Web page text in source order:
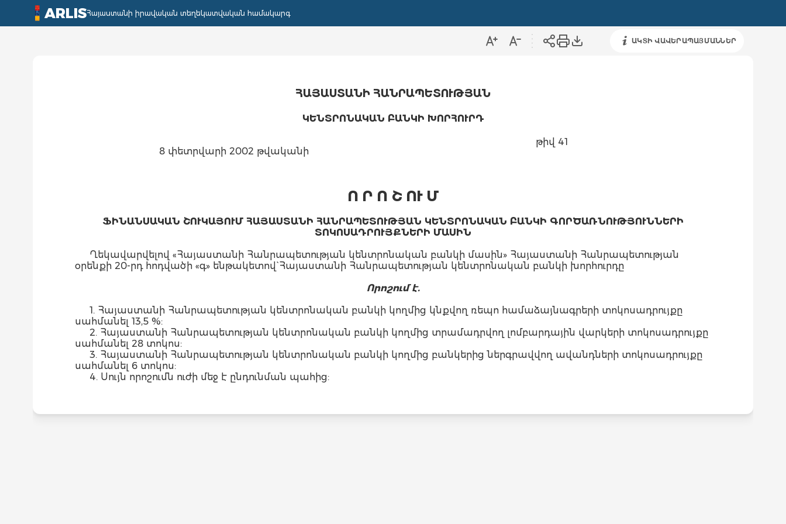
ARLISՀայաստանի իրավական տեղեկատվական համակարգ
ԱԿՏԻ ՎԱՎԵՐԱՊԱՅՄԱՆՆԵՐ
ՀԱՅԱՍՏԱՆԻ ՀԱՆՐԱՊԵՏՈՒԹՅԱՆ
ԿԵՆՏՐՈՆԱԿԱՆ ԲԱՆԿԻ ԽՈՐՀՈՒՐԴ
8 փետրվարի 2002 թվականի
թիվ 41
Ո Ր Ո Շ ՈՒ Մ
ՖԻՆԱՆՍԱԿԱՆ ՇՈՒԿԱՅՈՒՄ ՀԱՅԱՍՏԱՆԻ ՀԱՆՐԱՊԵՏՈՒԹՅԱՆ ԿԵՆՏՐՈՆԱԿԱՆ ԲԱՆԿԻ ԳՈՐԾԱՌՆՈՒԹՅՈՒՆՆԵՐԻ
ՏՈԿՈՍԱԴՐՈՒՅՔՆԵՐԻ ՄԱՍԻՆ
Ղեկավարվելով «Հայաստանի Հանրապետության կենտրոնական բանկի մասին» Հայաստանի Հանրապետության
օրենքի 20-րդ հոդվածի «գ» ենթակետով` Հայաստանի Հանրապետության կենտրոնական բանկի խորհուրդը
Որոշում է.
1. Հայաստանի Հանրապետության կենտրոնական բանկի կողմից կնքվող ռեպո համաձայնագրերի տոկոսադրույքը
սահմանել 13,5 %:
2. Հայաստանի Հանրապետության կենտրոնական բանկի կողմից տրամադրվող լոմբարդային վարկերի տոկոսադրույքը
սահմանել 28 տոկոս:
3. Հայաստանի Հանրապետության կենտրոնական բանկի կողմից բանկերից ներգրավվող ավանդների տոկոսադրույքը
սահմանել 6 տոկոս:
4. Սույն որոշումն ուժի մեջ է ընդունման պահից: